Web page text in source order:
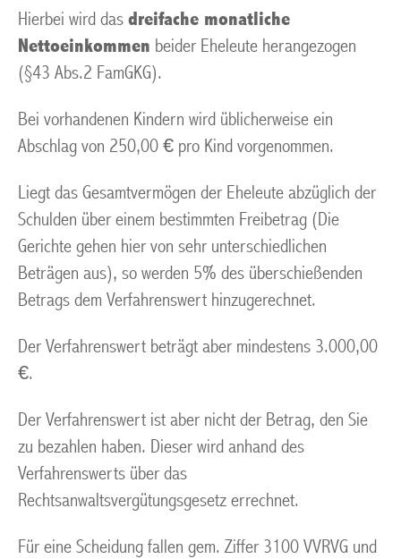
Hierbei wird das dreifache monatliche
Nettoeinkommen beider Eheleute herangezogen
(§43 Abs.2 FamGKG).
Bei vorhandenen Kindern wird üblicherweise ein
Abschlag von 250,00 € pro Kind vorgenommen.
Liegt das Gesamtvermögen der Eheleute abzüglich der
Schulden über einem bestimmten Freibetrag (Die
Gerichte gehen hier von sehr unterschiedlichen
Beträgen aus), so werden 5% des überschießenden
Betrags dem Verfahrenswert hinzugerechnet.
Der Verfahrenswert beträgt aber mindestens 3.000,00
€.
Der Verfahrenswert ist aber nicht der Betrag, den Sie
zu bezahlen haben. Dieser wird anhand des
Verfahrenswerts über das
Rechtsanwaltsvergütungsgesetz errechnet.
Für eine Scheidung fallen gem. Ziffer 3100 VVRVG und